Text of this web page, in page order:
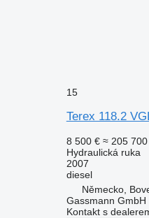
15
Terex 118.2
8 500 € ≈ 205 700
Hydraulická ruka
2007
diesel
Německo,
Gassmann GmbH
Kontakt s